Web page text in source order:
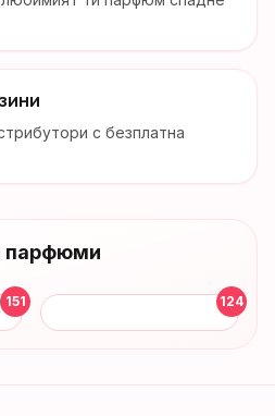
с безплатна
парфюми
151 124